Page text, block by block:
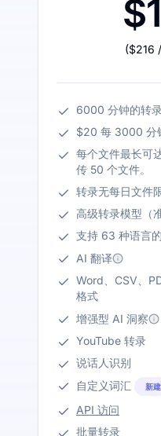
($216
6000 分钟的转
$20 每 3000 分
每个文件最长可
传 50 个文件。
转录无每日文件
高级转录模型（
支持 63 种语言
AI 翻译
Word、CSV、
格式
增强型 AI 洞察
YouTube 转录
说话人识别
自定义词汇
新建
API 访问
批量转录